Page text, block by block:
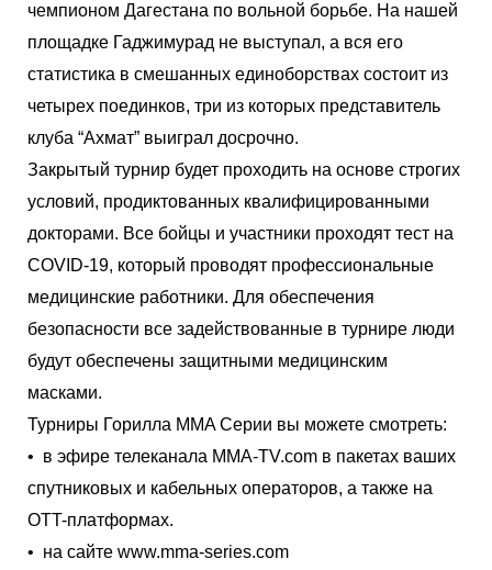
чемпионом Дагестана по вольной борьбе. На нашей
площадке Гаджимурад не выступал, а вся его
статистика в смешанных единоборствах состоит из
четырех поединков, три из которых представитель
клуба “Ахмат” выиграл досрочно.
Закрытый турнир будет проходить на основе строгих
условий, продиктованных квалифицированными
докторами. Все бойцы и участники проходят тест на
COVID-19, который проводят профессиональные
медицинские работники. Для обеспечения
безопасности все задействованные в турнире люди
будут обеспечены защитными медицинским
масками.
Турниры Горилла MMA Серии вы можете смотреть:
• в эфире телеканала MMA-TV.com в пакетах ваших
спутниковых и кабельных операторов, а также на
OTT-платформах.
• на сайте www.mma-series.com